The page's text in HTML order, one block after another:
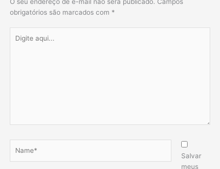
obrigatórios são marcados com *
aqui...
Salvar
meus